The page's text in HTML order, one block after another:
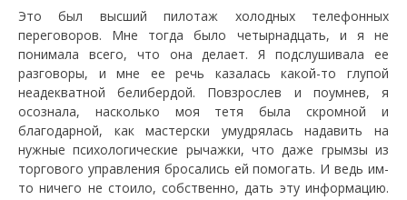
Это был высший пилотаж холодных телефонных
переговоров. Мне тогда было четырнадцать, и я не
понимала всего, что она делает. Я подслушивала ее
разговоры, и мне ее речь казалась какой-то глупой
неадекватной белибердой. Повзрослев и поумнев, я
осознала, насколько моя тетя была скромной и
благодарной, как мастерски умудрялась надавить на
нужные психологические рычажки, что даже грымзы из
торгового управления бросались ей помогать. И ведь им-
то ничего не стоило, собственно, дать эту информацию.